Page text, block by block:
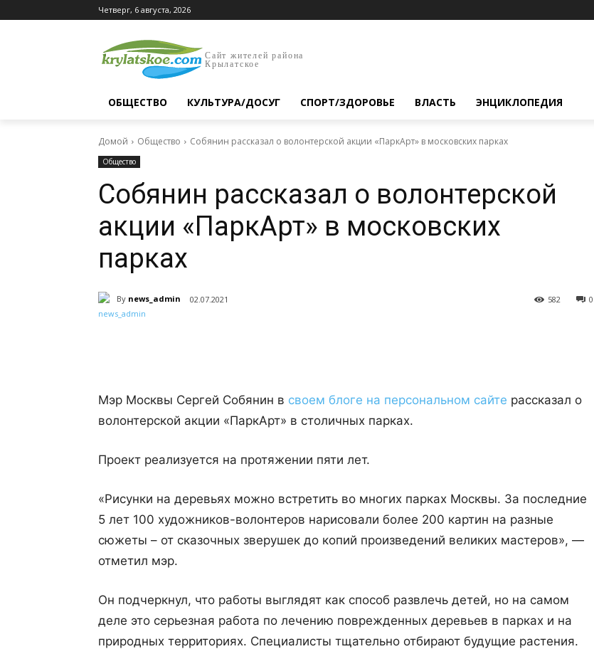
Четверг, 6 августа, 2026
Сайт жителей района
Крылатское
ОБЩЕСТВО КУЛЬТУРА/ДОСУГ СПОРТ/ЗДОРОВЬЕ ВЛАСТЬ ЭНЦИКЛОПЕДИЯ
Домой Общество Собянин рассказал о волонтерской акции «ПаркАрт» в московских парках
Общество
Собянин рассказал о волонтерской
акции «ПаркАрт» в московских
парках
By news_admin 02.07.2021 0
582
Мэр Москвы Сергей Собянин в своем блоге на персональном сайте рассказал о
волонтерской акции «ПаркАрт» в столичных парках.
Проект реализуется на протяжении пяти лет.
«Рисунки на деревьях можно встретить во многих парках Москвы. За последние
5 лет 100 художников-волонтеров нарисовали более 200 картин на разные
сюжеты – от сказочных зверушек до копий произведений великих мастеров», —
отметил мэр.
Он подчеркнул, что работы выглядят как способ развлечь детей, но на самом
деле это серьезная работа по лечению поврежденных деревьев в парках и на
природных территориях. Специалисты тщательно отбирают будущие растения.